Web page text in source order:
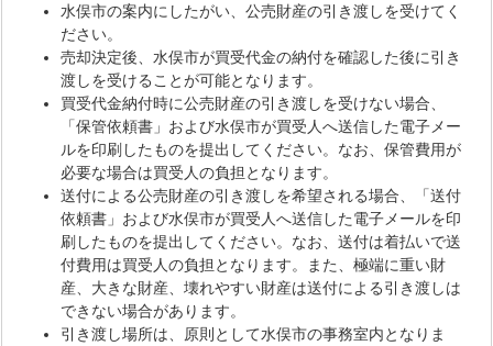
水俣市の案内にしたがい、公売財産の引き渡しを受けてく
ださい。
売却決定後、水俣市が買受代金の納付を確認した後に引き
渡しを受けることが可能となります。
買受代金納付時に公売財産の引き渡しを受けない場合、
「保管依頼書」および水俣市が買受人へ送信した電子メー
ルを印刷したものを提出してください。なお、保管費用が
必要な場合は買受人の負担となります。
送付による公売財産の引き渡しを希望される場合、「送付
依頼書」および水俣市が買受人へ送信した電子メールを印
刷したものを提出してください。なお、送付は着払いで送
付費用は買受人の負担となります。また、極端に重い財
産、大きな財産、壊れやすい財産は送付による引き渡しは
できない場合があります。
引き渡し場所は、原則として水俣市の事務室内となりま